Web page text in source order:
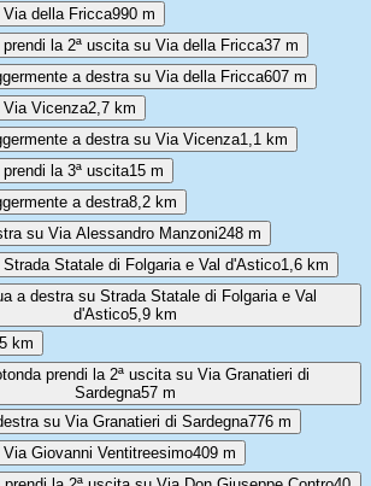
della Fricca990 m
la 2ª uscita su Via della Fricca37 m
a destra su Via della Fricca607 m
Via Vicenza2,7 km
a destra su Via Vicenza1,1 km
la 3ª uscita15 m
a destra8,2 km
su Via Alessandro Manzoni248 m
Statale di Folgaria e Val d'Astico1,6 km
a destra su Strada Statale di Folgaria e Val
d'Astico5,9 km
km
prendi la 2ª uscita su Via Granatieri di
Sardegna57 m
su Via Granatieri di Sardegna776 m
Giovanni Ventitreesimo409 m